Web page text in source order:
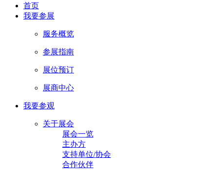
首页
我要参展
服务概览
参展指南
展位预订
展商中心
我要参观
关于展会
展会一览
主办方
支持单位/协会
合作伙伴